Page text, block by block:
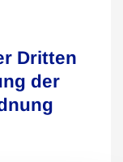
Dritten
der